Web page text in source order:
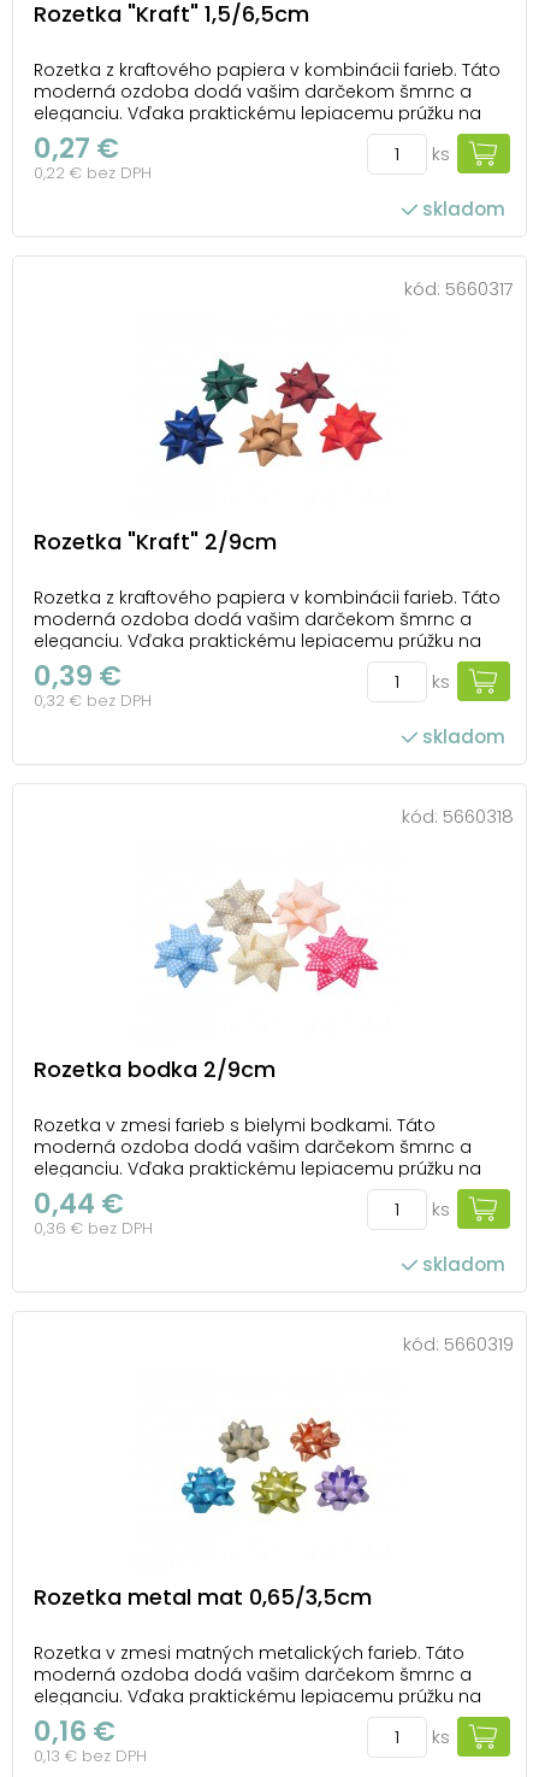
Rozetka "Kraft" 1,5/6,5cm
Rozetka z kraftového papiera v kombinácii farieb. Táto
moderná ozdoba dodá vašim darčekom šmrnc a
eleganciu. Vďaka praktickému lepiacemu prúžku na
spodnej strane ju môžete ľahko pripevniť na
akúkoľvek darčekovú krabičku. Ideálna na každú
príležitosť, keď chcete urobiť radosť a nezabudnuteľný
0,27 €
0,22 € bez DPH
ks
skladom
kód: 5660317
Rozetka "Kraft" 2/9cm
Rozetka z kraftového papiera v kombinácii farieb. Táto
moderná ozdoba dodá vašim darčekom šmrnc a
eleganciu. Vďaka praktickému lepiacemu prúžku na
spodnej strane ju môžete ľahko pripevniť na
akúkoľvek darčekovú krabičku. Ideálna na každú
príležitosť, keď chcete urobiť radosť a nezabudnuteľný
0,39 €
0,32 € bez DPH
ks
skladom
kód: 5660318
Rozetka bodka 2/9cm
Rozetka v zmesi farieb s bielymi bodkami. Táto
moderná ozdoba dodá vašim darčekom šmrnc a
eleganciu. Vďaka praktickému lepiacemu prúžku na
spodnej strane ju môžete ľahko pripevniť na
akúkoľvek darčekovú krabičku. Ideálna na každú
príležitosť, keď chcete urobiť radosť a nezabudnuteľný
0,44 €
0,36 € bez DPH
ks
skladom
kód: 5660319
Rozetka metal mat 0,65/3,5cm
Rozetka v zmesi matných metalických farieb. Táto
moderná ozdoba dodá vašim darčekom šmrnc a
eleganciu. Vďaka praktickému lepiacemu prúžku na
spodnej strane ju môžete ľahko pripevniť na
akúkoľvek darčekovú krabičku. Ideálna na každú
príležitosť, keď chcete urobiť radosť a nezabudnuteľný
0,16 €
0,13 € bez DPH
ks